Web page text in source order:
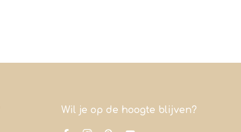
Wil je op de hoogte blijven?